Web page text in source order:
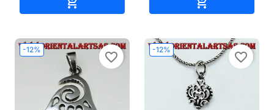
-12%
favorite_border
-12%
favorite_border